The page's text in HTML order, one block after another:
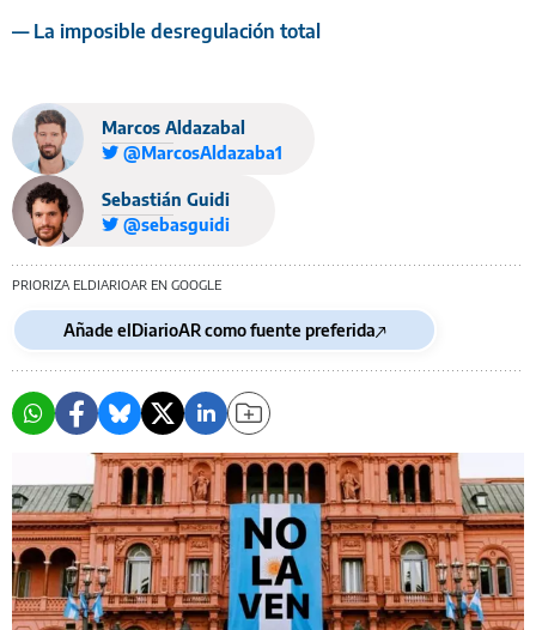
— La imposible desregulación total
Marcos Aldazabal
@MarcosAldazaba1
Sebastián Guidi
@sebasguidi
PRIORIZA ELDIARIOAR EN GOOGLE
Añade elDiarioAR como fuente preferida